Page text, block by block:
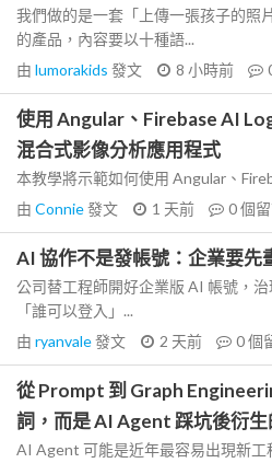
我們做的是一套「上傳一張孩子的照
的產品，內容要以十種語...
由 lumorakids 發文 8 小時前
使用 Angular、Firebase AI
混合式影像分析應用程式
本教學將示範如何使用 Angular、
由 Connie發文 1 天前 0個
AI 協作不是發帳號：企業要先
公司替工程師開好企業版 AI 帳號，
「誰可以登入」...
由 ryanvale發文 2 天前 0個
從 Prompt 到 Graph
詞，而是 AI Agent 踩坑後衍
AI Agent 可能是近年最容易出現新